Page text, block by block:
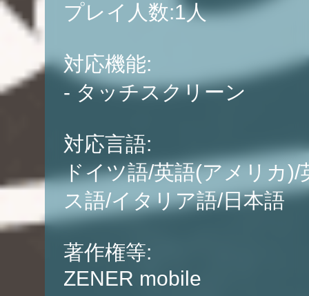
プレイ人数:1人
対応機能:
- タッチスクリーン
対応言語:
ドイツ語/英語(アメリカ
ス語/イタリア語/日本語
著作権等:
ZENER mobile